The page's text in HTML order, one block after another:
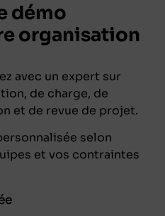
démo
organisation
avec un expert sur
de charge, de
et de revue de projet.
selon
et vos contraintes